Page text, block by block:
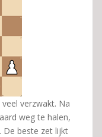
verzwakt. Na
weg te halen,
De beste zet lijkt